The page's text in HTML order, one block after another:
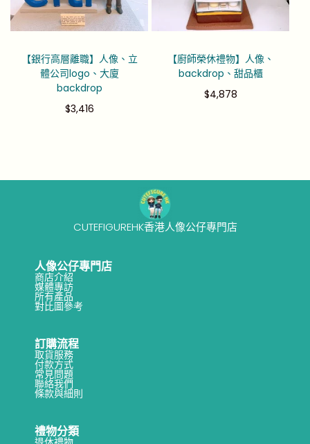
【銀行高層離職】人像、立
體公司logo、大廈
backdrop
$3,416
【廚師榮休禮物】人像、
backdrop、甜品櫃
$4,878
CUTEFIGUREHK香港人像公仔專門店
人像公仔專門店
商店介紹
媒體專訪
所有產品
對比圖參考
訂購流程
取貨服務
付款方式
常見問題
聯絡我們
條款與細則
禮物分類